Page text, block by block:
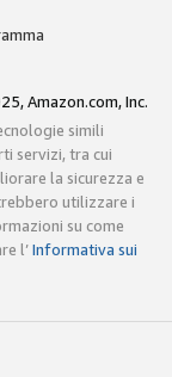
Amazon.com, Inc.
simili
servizi, tra cui
la sicurezza e
utilizzare i
su come
l’Informativa sui